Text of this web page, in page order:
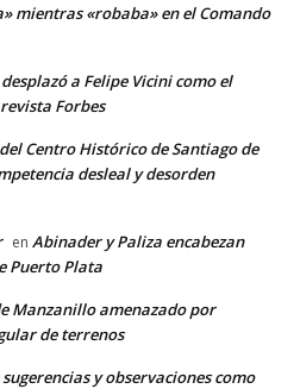
mientras «robaba» en el Comando
a Felipe Vicini como el
Forbes
Centro Histórico de Santiago de
desleal y desorden
en Abinader y Paliza encabezan
Puerto Plata
Manzanillo amenazado por
de terrenos
y observaciones como